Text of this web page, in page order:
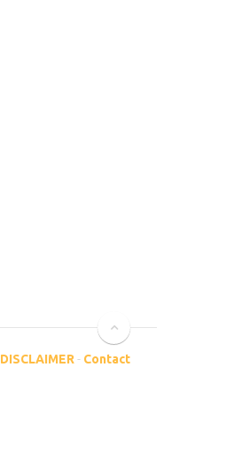
DISCLAIMER - Contact